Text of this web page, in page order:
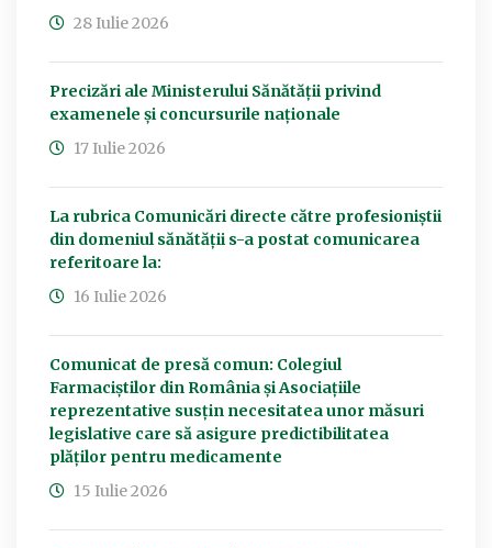
28 Iulie 2026
Precizări ale Ministerului Sănătății privind
examenele și concursurile naționale
17 Iulie 2026
La rubrica Comunicări directe către profesioniștii
din domeniul sănătății s-a postat comunicarea
referitoare la:
16 Iulie 2026
Comunicat de presă comun: Colegiul
Farmaciștilor din România și Asociațiile
reprezentative susțin necesitatea unor măsuri
legislative care să asigure predictibilitatea
plăților pentru medicamente
15 Iulie 2026